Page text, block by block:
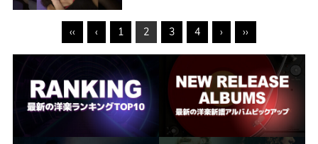
‹‹ ‹ 1 2 3 4 › ››